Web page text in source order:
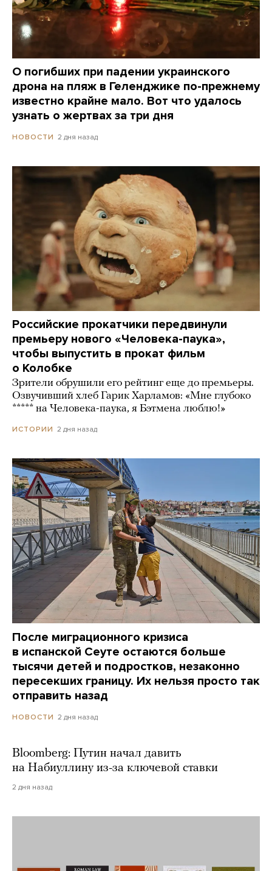
О погибших при падении украинского
дрона на пляж в Геленджике по-прежнему
известно крайне мало. Вот что удалось
узнать о жертвах за три дня
НОВОСТИ 2 дня назад
Российские прокатчики передвинули
премьеру нового «Человека-паука»,
чтобы выпустить в прокат фильм
о Колобке
Зрители обрушили его рейтинг еще до премьеры.
Озвучивший хлеб Гарик Харламов: «Мне глубоко
***** на Человека-паука, я Бэтмена люблю!»
ИСТОРИИ 2 дня назад
После миграционного кризиса
в испанской Сеуте остаются больше
тысячи детей и подростков, незаконно
пересекших границу. Их нельзя просто так
отправить назад
НОВОСТИ 2 дня назад
Bloomberg: Путин начал давить
на Набиуллину из-за ключевой ставки
2 дня назад